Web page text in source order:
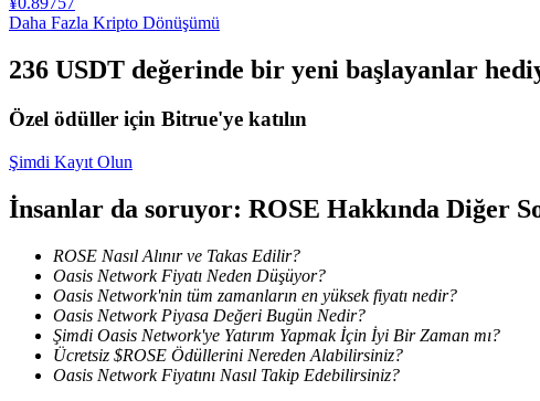
Power Piggy
Günlük rekabetçi ödüller kazanın
Daha Fazla Kripto Dönüşümü
236 USDT değerinde bir yeni başlayanlar
Özel ödüller için Bitrue'ye katılın
Şimdi Kayıt Olun
İnsanlar da soruyor: ROSE Hakkında Diğer
ROSE Nasıl Alınır ve Takas Edilir?
Oasis Network Fiyatı Neden Düşüyor?
Oasis Network'nin tüm zamanların en yüksek fiyatı nedir?
Oasis Network Piyasa Değeri Bugün Nedir?
Şimdi Oasis Network'ye Yatırım Yapmak İçin İyi Bir Zaman mı?
Ücretsiz $ROSE Ödüllerini Nereden Alabilirsiniz?
Oasis Network Fiyatını Nasıl Takip Edebilirsiniz?